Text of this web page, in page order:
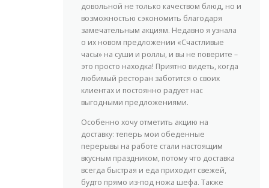
довольной не только качеством блюд, но и
возможностью сэкономить благодаря
замечательным акциям. Недавно я узнала
о их новом предложении «Счастливые
часы» на суши и роллы, и вы не поверите –
это просто находка! Приятно видеть, когда
любимый ресторан заботится о своих
клиентах и постоянно радует нас
выгодными предложениями.
Особенно хочу отметить акцию на
доставку: теперь мои обеденные
перерывы на работе стали настоящим
вкусным праздником, потому что доставка
всегда быстрая и еда приходит свежей,
будто прямо из-под ножа шефа. Также